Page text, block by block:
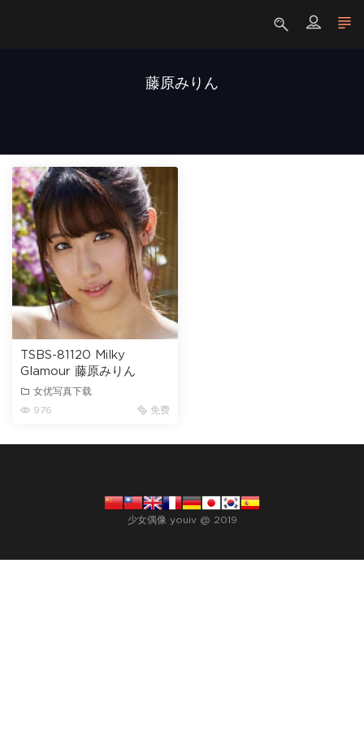
藤原みりん
TSBS-81120 Milky
Glamour 藤原みりん
女优写真下载
976
免费
少女偶像 youiv @ 2019